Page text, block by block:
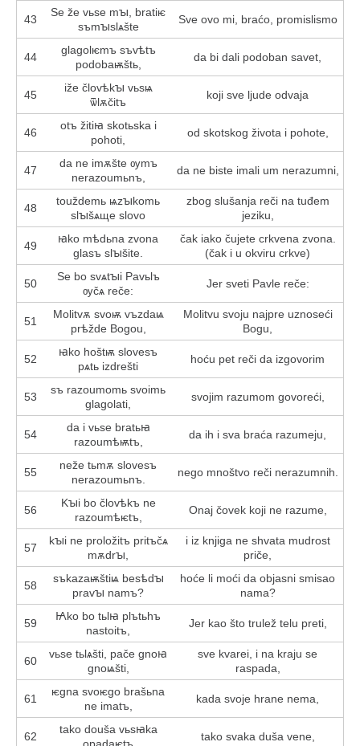
43
Se že vьse mꙑ, bratіѥ
sъmꙑslѧšte
Sve ovo mi, braćo, promislismo
44
glagolѥmъ sъvѣtъ
podobaѭštь,
da bi dali podoban savet,
45
iže človѣkꙑ vьsѩ
ѿlѫčitъ
koji sve ljude odvaja
46
otъ žitiꙗ skotьska i
pohoti,
od skotskog života i pohote,
47
da ne imѫšte ѹmъ
nerazoumьnъ,
da ne biste imali um nerazumni,
48
touždemь ѩzꙑkomь
slꙑšѧщe slovo
zbog slušanja reči na tuđem
jeziku,
49
ꙗko mѣdьna zvona
glasъ slꙑšite.
čak iako čujete crkvena zvona.
(čak i u okviru crkve)
50
Se bo svѧtꙑi Pavьlъ
ѹčѧ reče:
Jer sveti Pavle reče:
51
Molitvѫ svoѭ vъzdaѩ
prѣžde Bogou,
Molitvu svoju najpre uznoseći
Bogu,
52
ꙗko hoštѭ slovesъ
pѧtь izdrešti
hoću pet reči da izgovorim
53
sъ razoumomь svoimь
glagolati,
svojim razumom govoreći,
54
da i vьse bratьꙗ
razoumѣѭtъ,
da ih i sva braća razumeju,
55
neže tьmѫ slovesъ
nerazoumьnъ.
nego mnoštvo reči nerazumnih.
56
Kꙑi bo človѣkъ ne
razoumѣѥtъ,
Onaj čovek koji ne razume,
57
kꙑi ne proložitъ pritъčѧ
mѫdrꙑ,
i iz knjiga ne shvata mudrost
priče,
58
sъkazaѭštіѩ besѣdꙑ
pravꙑ namъ?
hoće li moći da objasni smisao
nama?
59
Ꙗko bo tьlꙗ plъtьhъ
nastoitъ,
Jer kao što trulež telu preti,
60
vьse tьlѧšti, pače gnoꙗ
gnoѩšti,
sve kvarei, i na kraju se
raspada,
61
ѥgna svoѥgo brašьna
ne imatъ,
kada svoje hrane nema,
62
tako douša vьsꙗka
tako svaka duša vene,